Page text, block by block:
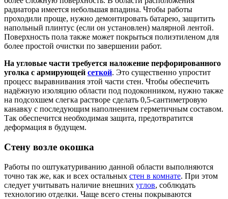
радиатора имеется небольшая впадина. Чтобы работы
проходили проще, нужно демонтировать батарею, защитить
напольный плинтус (если он установлен) малярной лентой.
Поверхность пола также может покрыться полиэтиленом для
более простой очистки по завершении работ.
На угловые части требуется наложение перфорированного
уголка с армирующей сеткой. Это существенно упростит
процесс выравнивания этой части стен. Чтобы обеспечить
надёжную изоляцию области под подоконником, нужно также
на подсохшем слегка растворе сделать 0,5-сантиметровую
канавку с последующим наполнением герметичным составом.
Так обеспечится необходимая защита, предотвратится
деформация в будущем.
Стену возле окошка
Работы по оштукатуриванию данной области выполняются
точно так же, как и всех остальных стен в комнате. При этом
следует учитывать наличие внешних углов, соблюдать
технологию отделки. Чаще всего стены покрываются